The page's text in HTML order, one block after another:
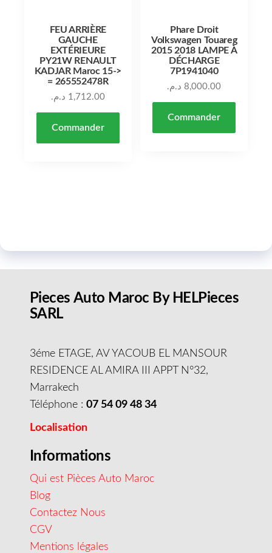
FEU ARRIÈRE
GAUCHE
EXTÉRIEURE
PY21W RENAULT
KADJAR Maroc 15->
= 265552478R
1,712.00 د.م.
Commander
Phare Droit
Volkswagen Touareg
2015 2018 LAMPE À
DÉCHARGE
7P1941040
8,000.00 د.م.
Commander
Pieces Auto Maroc By HELPieces
SARL
3éme ETAGE, AV YACOUB EL MANSOUR
RESIDENCE AL AMIRA III APPT N°32,
Marrakech
Téléphone : 07 54 09 48 34
Localisation
Informations
Qui est Pièces Auto Maroc
Blog
Contactez Nous
CGV
Mentions légales